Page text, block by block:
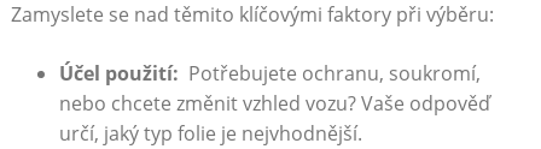
Zamyslete ⁣se nad ‍těmito‌ klíčovými faktory při výběru:
Účel použití: ‍ Potřebujete ochranu, soukromí,​
nebo chcete ‌změnit​ vzhled vozu? Vaše odpověď
určí, jaký typ folie ​je‌ nejvhodnější.